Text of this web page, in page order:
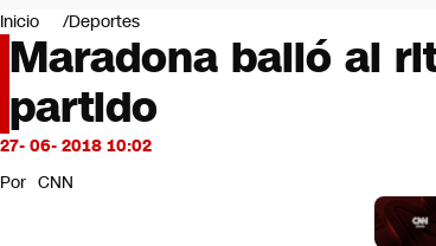
Mundo
Negocios
Deportes
Programas completos
Cultura
Servicios
Bits
CNN Data
Inicio Deportes
Maradona bailó al
partido
27- 06- 2018 10:02
Por CNN